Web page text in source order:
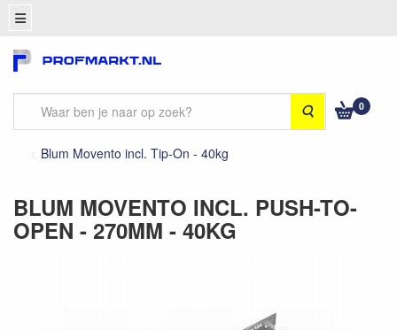
Zoeken 0
Blum Movento incl. Tip-On - 40kg
BLUM MOVENTO INCL. PUSH-TO-
OPEN - 270MM - 40KG